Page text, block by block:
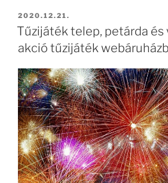
BEKÜLDVE:
2020.12.21.
Tűzijáték telep, petárda és
akció tűzijáték